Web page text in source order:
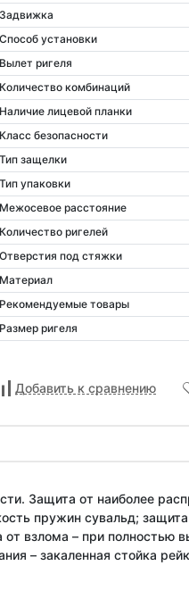
Задвижка
Способ установки
Вылет ригеля
Количество комбинаций
Наличие лицевой планки
Класс безопасности
Тип защелки
Тип упаковки
Межосевое расстояние
Количество ригелей
Отверстия под стяжки
Материал
Рекомендуемые товары
Размер ригеля
Добавить к сравнению
Защита от наиболее
пружин сувальд;
взлома – при полностью
– закаленная стойка